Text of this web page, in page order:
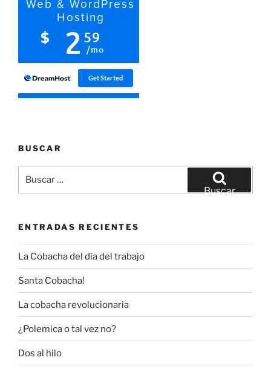
BUSCAR
por:
Buscar
ENTRADAS RECIENTES
La Cobacha del día del trabajo
Santa Cobacha!
La cobacha revolucionaria
¿Polemica o tal vez no?
Dos al hilo